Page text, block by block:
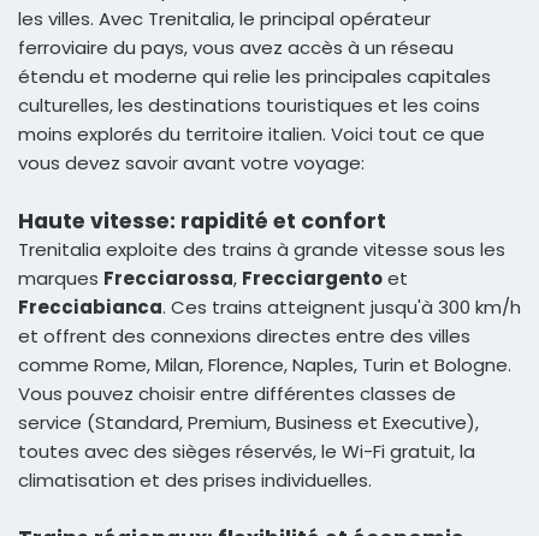
les villes. Avec Trenitalia, le principal opérateur
ferroviaire du pays, vous avez accès à un réseau
étendu et moderne qui relie les principales capitales
culturelles, les destinations touristiques et les coins
moins explorés du territoire italien. Voici tout ce que
vous devez savoir avant votre voyage:
Haute vitesse: rapidité et confort
Trenitalia exploite des trains à grande vitesse sous les
marques Frecciarossa, Frecciargentoet
Frecciabianca. Ces trains atteignent jusqu'à 300 km/h
et offrent des connexions directes entre des villes
comme Rome, Milan, Florence, Naples, Turin et Bologne.
Vous pouvez choisir entre différentes classes de
service (Standard, Premium, Business et Executive),
toutes avec des sièges réservés, le Wi-Fi gratuit, la
climatisation et des prises individuelles.